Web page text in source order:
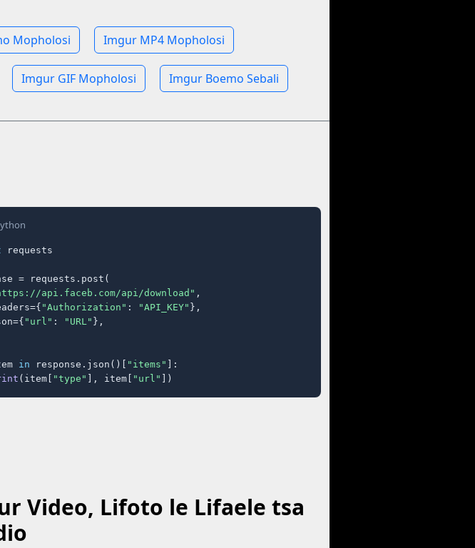
Mopholosi Imgur MP4 Mopholosi
Imgur GIF Mopholosi Imgur Boemo Sebali
requests
= requests.post(
api.faceb.com/api/download" ,
"Authorization" : "API_KEY" },
"url" : "URL" },
in response.json()[ "items"
]:
(item[ "type" ], item[ "url" ])
Video, Lifoto le Lifaele tsa